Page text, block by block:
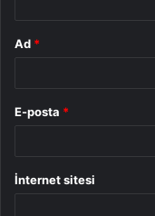
Ad *
E-posta *
İnternet sitesi